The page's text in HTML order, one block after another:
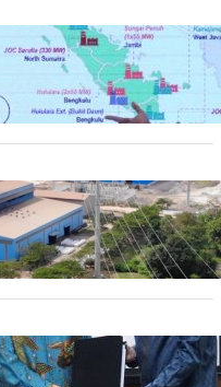
Panas Bumi untuk
Merata, Pemerintah
DBH
Lautan Luas Perkuat
Energi Terbarukan